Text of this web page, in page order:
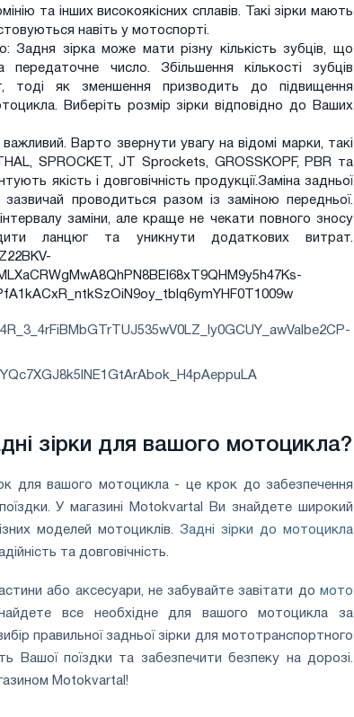
та інших високоякісних сплавів. Такі зірки мають
навіть у мотоспорті.
Задня зірка може мати різну кількість зубців, що
число. Збільшення кількості зубців
тоді як зменшення призводить до підвищення
Виберіть розмір зірки відповідно до Ваших
Варто звернути увагу на відомі марки, такі
SPROCKET, JT Sprockets, GROSSKOPF, PBR та
якість і довговічність продукції.Заміна задньої
зазвичай проводиться разом із заміною передньої.
заміни, але краще не чекати повного зносу
ланцюг та уникнути додаткових витрат.
зірки для вашого мотоцикла?
для вашого мотоцикла - це крок до забезпечення
У магазині Motokvartal Ви знайдете широкий
моделей мотоциклів.
Задні зірки до мотоцикла
та довговічність.
або аксесуари, не забувайте завітати до мото
все необхідне для вашого мотоцикла за
правильної задньої зірки для мототранспортного
Вашої поїздки та забезпечити безпеку на дорозі.
Motokvartal!